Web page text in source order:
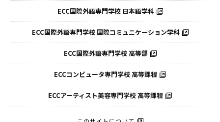
ECC国際外語専門学校 日本語学科
ECC国際外語専門学校 国際コミュニケーション学科
ECC国際外語専門学校 高等部
ECCコンピュータ専門学校 高等課程
ECCアーティスト美容専門学校 高等課程